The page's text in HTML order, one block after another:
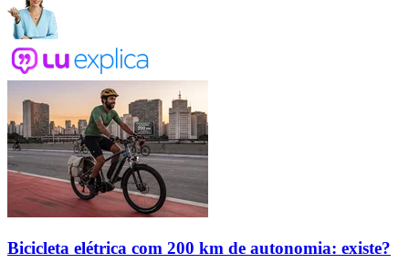
Bicicleta elétrica com 200 km de autonomia: existe?